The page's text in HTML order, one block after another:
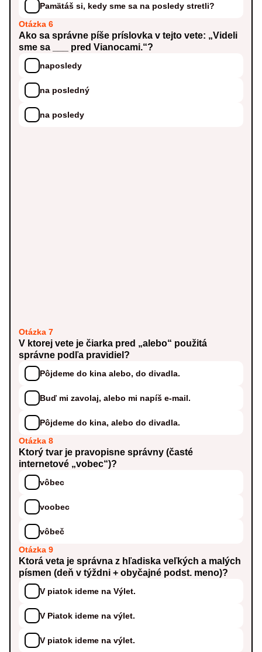
Pamätáš si, kedy sme sa na posledy stretli?
Otázka 6
Ako sa správne píše príslovka v tejto vete: „Videli
sme sa ___ pred Vianocami.“?
naposledy
na posledný
na posledy
Otázka 7
V ktorej vete je čiarka pred „alebo“ použitá
správne podľa pravidiel?
Pôjdeme do kina alebo, do divadla.
Buď mi zavolaj, alebo mi napíš e-mail.
Pôjdeme do kina, alebo do divadla.
Otázka 8
Ktorý tvar je pravopisne správny (časté
internetové „vobec“)?
vôbec
voobec
vôbeč
Otázka 9
Ktorá veta je správna z hľadiska veľkých a malých
písmen (deň v týždni + obyčajné podst. meno)?
V piatok ideme na Výlet.
V Piatok ideme na výlet.
V piatok ideme na výlet.